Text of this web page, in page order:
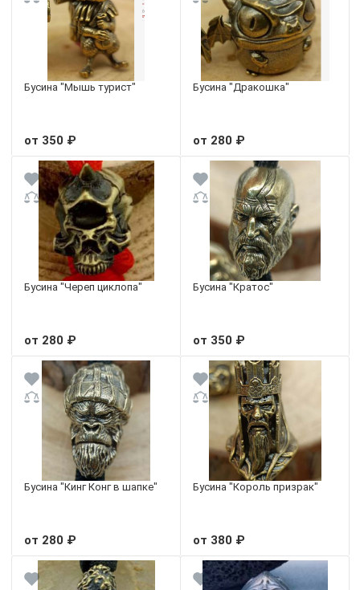
Бусина "Мышь турист"
от 350 ₽
Бусина "Дракошка"
от 280 ₽
Бусина "Череп циклопа"
от 280 ₽
Бусина "Кратос"
от 350 ₽
Бусина "Кинг Конг в шапке"
от 280 ₽
Бусина "Король призрак"
от 380 ₽